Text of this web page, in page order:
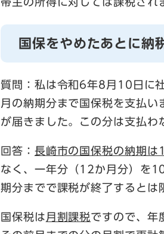
国保をやめたあとに納
質問：私は令和6年8月10日に
月の納期分まで国保税を支払
が届きました。この分は支払わ
回答： 長崎市の国保税の納期は
なく、一年分（12か月分）を
期分までで課税が終了するとは
国保税は 月割課税ですので、年